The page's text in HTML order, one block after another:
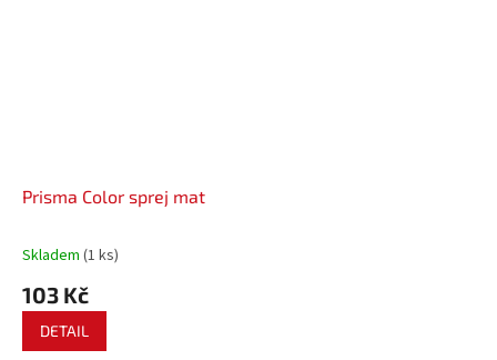
Prisma Color sprej mat
Skladem (1 ks)
103 Kč
DETAIL